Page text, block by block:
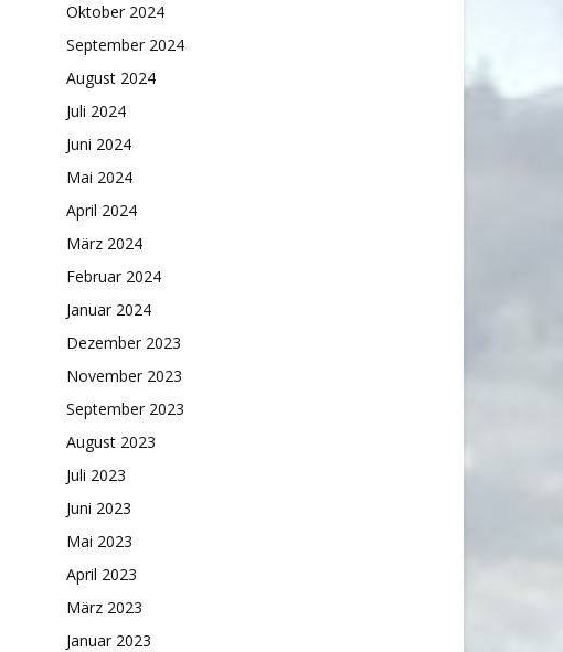
Oktober 2024
September 2024
August 2024
Juli 2024
Juni 2024
Mai 2024
April 2024
März 2024
Februar 2024
Januar 2024
Dezember 2023
November 2023
September 2023
August 2023
Juli 2023
Juni 2023
Mai 2023
April 2023
März 2023
Januar 2023